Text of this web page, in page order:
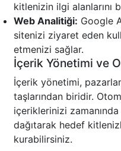
kitlenizin ilgi alanlarını
Web Analitiği: Google
sitenizi ziyaret eden
etmenizi sağlar.
İçerik Yönetimi ve
İçerik yönetimi,
taşlarından biridir.
içeriklerinizi
dağıtarak hedef
kurabilirsiniz.